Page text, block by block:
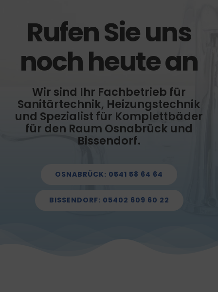
Rufen Sie uns
noch heute an
Wir sind Ihr Fachbetrieb für
Sanitärtechnik, Heizungstechnik
und Spezialist für Komplettbäder
für den Raum Osnabrück und
Bissendorf.
OSNABRÜCK: 0541 58 64 64
BISSENDORF: 05402 609 60 22